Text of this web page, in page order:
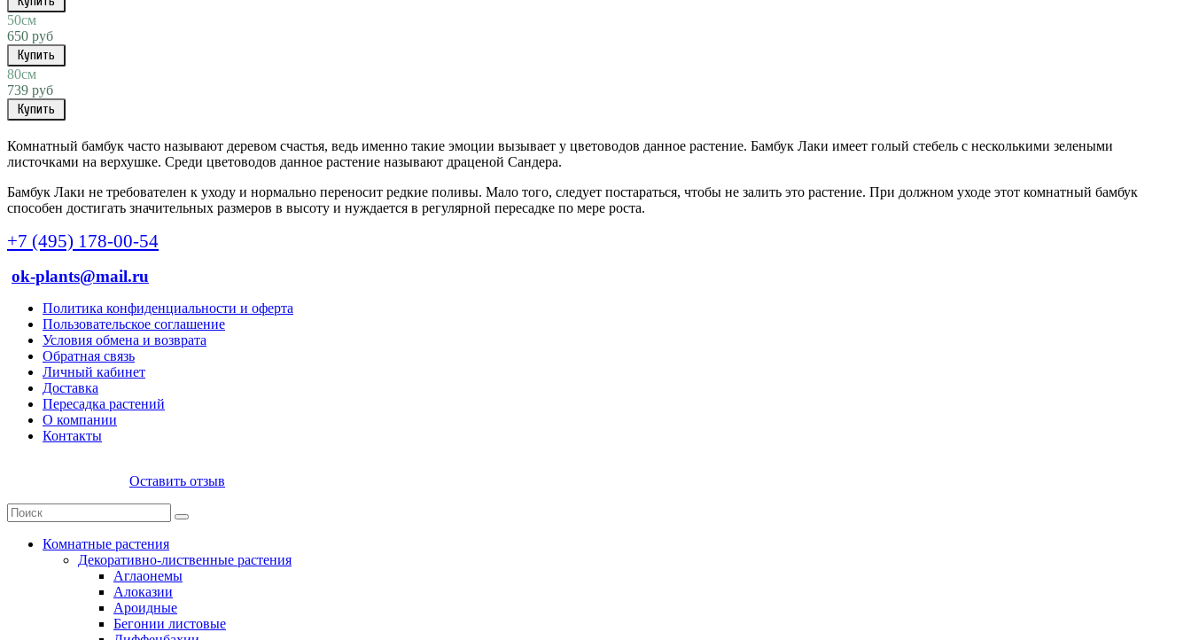
50см
650 руб
Купить
80см
739 руб
Купить
Комнатный бамбук часто называют деревом счастья, ведь именно такие эмоции вызывает у цветоводов данное растение. Бамбук Лаки имеет голый стебель с несколькими зелеными
листочками на верхушке. Среди цветоводов данное растение называют драценой Сандера.
Бамбук Лаки не требователен к уходу и нормально переносит редкие поливы. Мало того, следует постараться, чтобы не залить это растение. При должном уходе этот комнатный бамбук
способен достигать значительных размеров в высоту и нуждается в регулярной пересадке по мере роста.
+7 (495) 178-00-54
ok-plants@mail.ru
Политика конфиденциальности и оферта
Пользовательское соглашение
Условия обмена и возврата
Обратная связь
Личный кабинет
Доставка
Пересадка растений
О компании
Контакты
Оставить отзыв
Комнатные растения
Декоративно-лиственные растения
Аглаонемы
Алоказии
Ароидные
Бегонии листовые